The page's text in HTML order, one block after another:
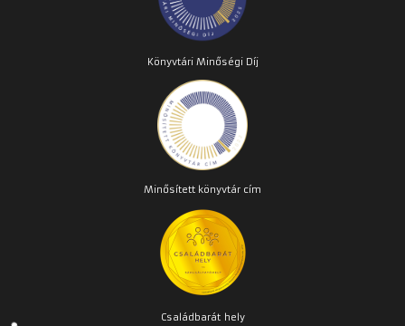
Könyvtári Minőségi Díj
Minősített könyvtár cím
Családbarát hely